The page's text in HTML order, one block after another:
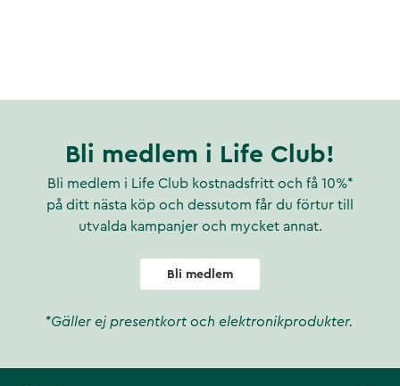
Bli medlem i Life Club!
Bli medlem i Life Club kostnadsfritt och få 10%*
på ditt nästa köp och dessutom får du förtur till
utvalda kampanjer och mycket annat.
Bli medlem
*Gäller ej presentkort och elektronikprodukter.